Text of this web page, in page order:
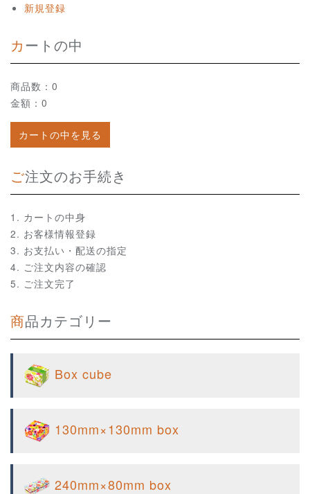
新規登録
カートの中
商品数：0
金額：0
カートの中を見る
ご注文のお手続き
カートの中身
お客様情報登録
お支払い・配送の指定
ご注文内容の確認
ご注文完了
商品カテゴリー
Box cube
130mm×130mm box
240mm×80mm box